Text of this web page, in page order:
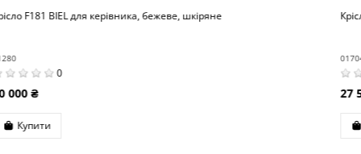
Крісло керівника FK005, шкіряне, класичне, бежеве